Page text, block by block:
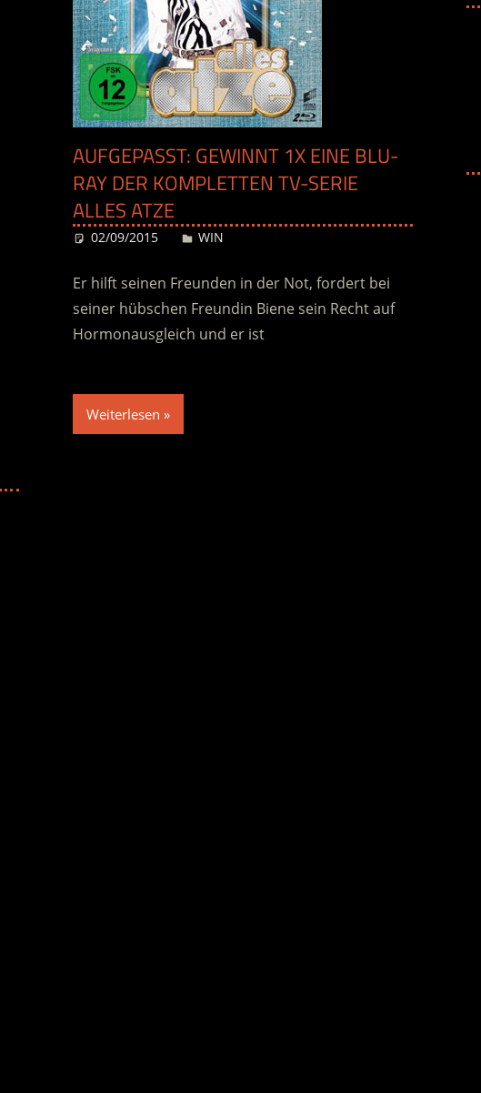
AUFGEPASST: GEWINNT 1X EINE BLU-
RAY DER KOMPLETTEN TV-SERIE
ALLES ATZE
02/09/2015 Desiree
WIN
Er hilft seinen Freunden in der Not, fordert bei
seiner hübschen Freundin Biene sein Recht auf
Hormonausgleich und er ist
Weiterlesen